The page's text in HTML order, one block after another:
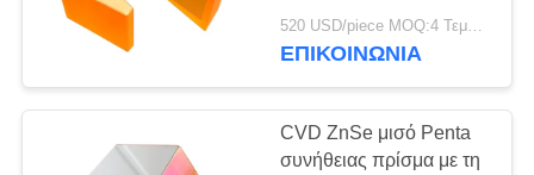
ΕΠΑΦΉ
ΜΕ
ΖΗΤΉΣΤΕ
ZnSe Anamorphic
πρίσματα
520 USD/piece MOQ:4 Τεμάχια
ΕΠΙΚΟΙΝΩΝΊΑ
CVD ZnSe μισό Penta
συνήθειας πρίσμα με τη